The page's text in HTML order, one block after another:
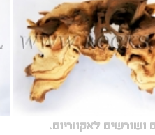
ושורשים לאקווריום.